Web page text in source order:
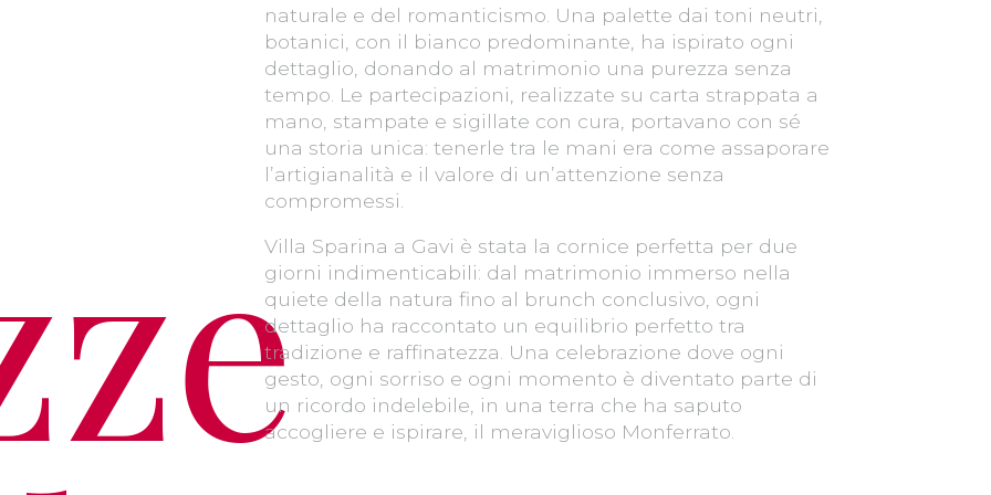
naturale e del romanticismo. Una palette dai toni neutri,
botanici, con il bianco predominante, ha ispirato ogni
dettaglio, donando al matrimonio una purezza senza
tempo. Le partecipazioni, realizzate su carta strappata a
mano, stampate e sigillate con cura, portavano con sé
una storia unica: tenerle tra le mani era come assaporare
l’artigianalità e il valore di un’attenzione senza
compromessi.
Villa Sparina a Gavi è stata la cornice perfetta per due
giorni indimenticabili: dal matrimonio immerso nella
quiete della natura fino al brunch conclusivo, ogni
dettaglio ha raccontato un equilibrio perfetto tra
tradizione e raffinatezza. Una celebrazione dove ogni
gesto, ogni sorriso e ogni momento è diventato parte di
un ricordo indelebile, in una terra che ha saputo
accogliere e ispirare, il meraviglioso Monferrato.